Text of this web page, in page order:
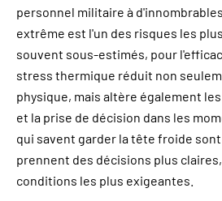
personnel militaire à
extrême est l'un des risques les
souvent sous-estimés, pour
stress thermique réduit non
physique, mais altère également
et la prise de décision dans les
qui savent garder la tête froide
prennent des décisions plus
conditions les plus exigeantes.